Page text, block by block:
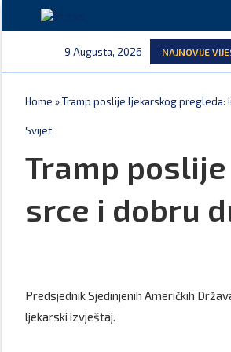
9 Augusta, 2026 NAJNOVIJE
Home »Tramp poslije ljekarskog pregleda:
Svijet
Tramp
srce i dobru
Predsjednik Sjedinjenih Američkih
ljekarski izvještaj.